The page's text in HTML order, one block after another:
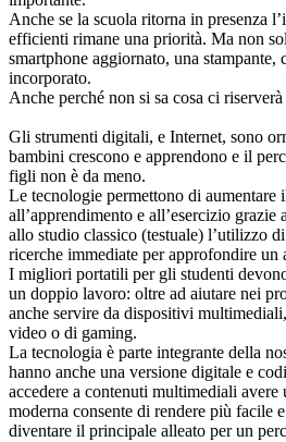
Anche se la scuola ritorna in presenza
efficienti rimane una priorità. Ma non
smartphone aggiornato, una
incorporato.
Anche perché non si sa cosa ci
Gli strumenti digitali, e Internet, sono
bambini crescono e apprendono e il
figli non è da meno.
Le tecnologie permettono di aumentare
all’apprendimento e all’esercizio
allo studio classico (testuale) l’utilizzo
ricerche immediate per approfondire un
I migliori portatili per gli studenti
un doppio lavoro: oltre ad aiutare nei
anche servire da dispositivi
video o di gaming.
La tecnologia è parte integrante della
hanno anche una versione digitale e
accedere a contenuti multimediali avere
moderna consente di rendere più facile
diventare il principale alleato per un